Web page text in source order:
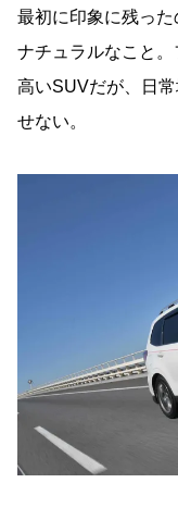
最初に印象に残っ
ナチュラルなこと
高いSUVだが、日
せない。